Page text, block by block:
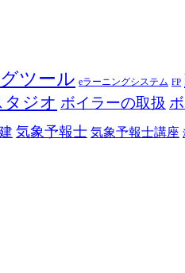
ツール eラーニングシステム FP
ジオ ボイラーの取扱
気象予報士 気象予報士講座